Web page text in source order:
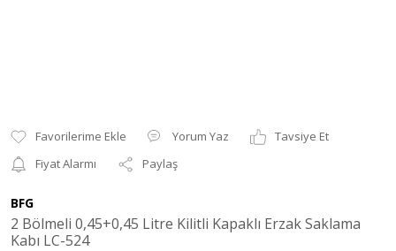
Yorum Yaz
Tavsiye Et
Fiyat Alarmı
Paylaş
BFG
2 Bölmeli 0,45+0,45 Litre Kilitli Kapaklı Erzak Saklama
Kabı LC-524